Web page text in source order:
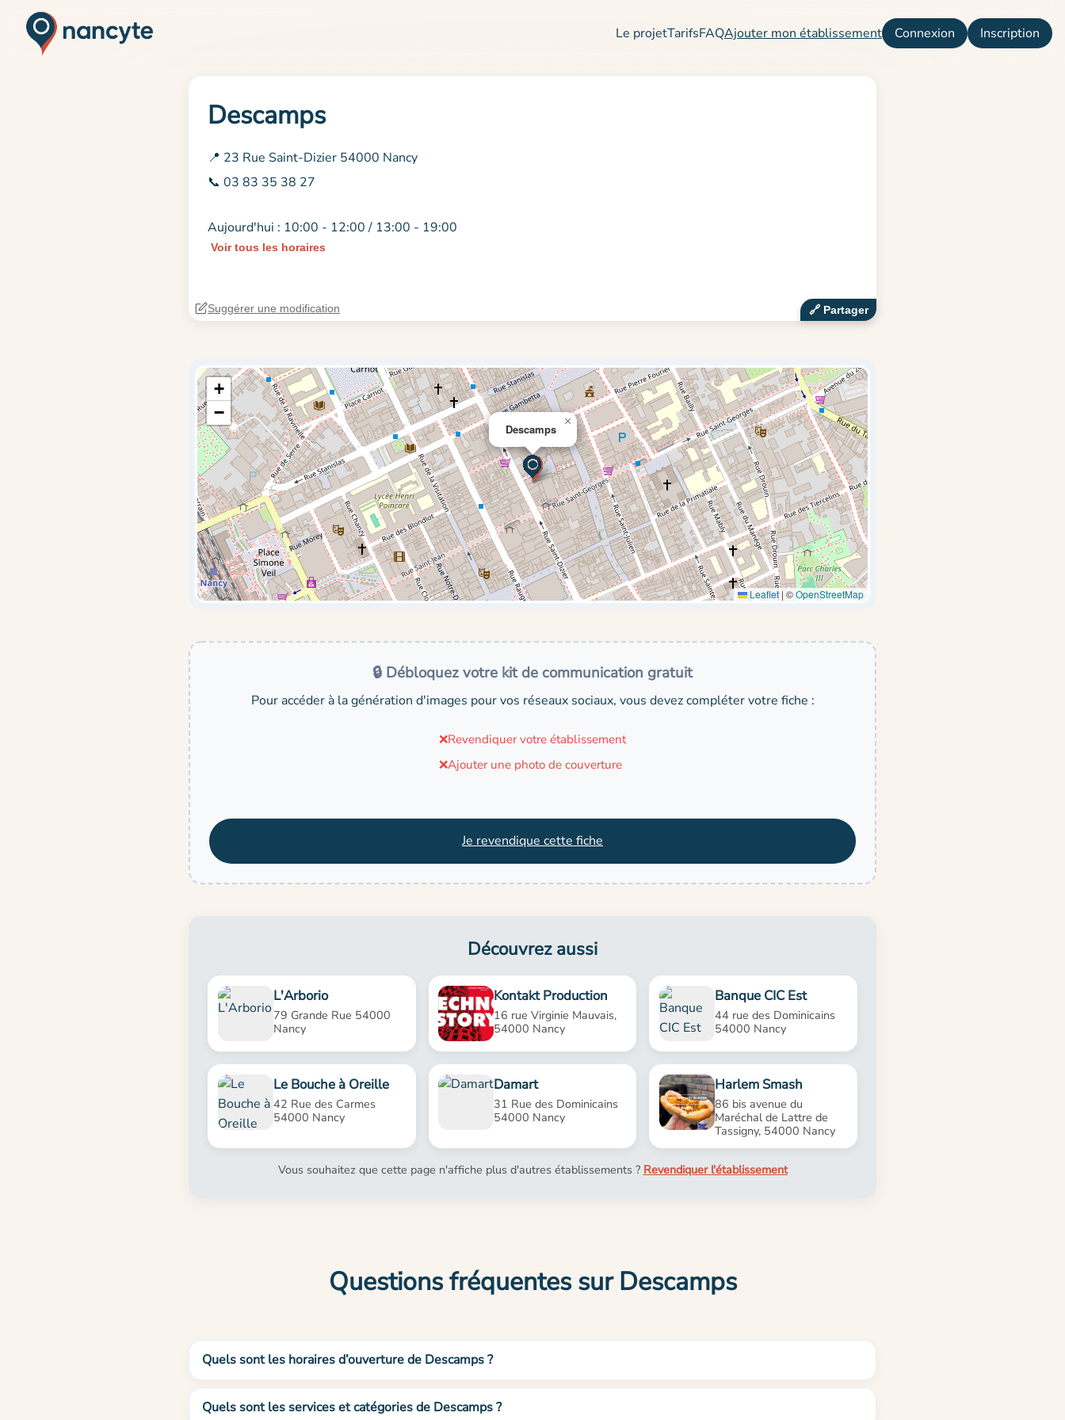
Le projetTarifsFAQAjouter mon établissement Connexion Inscription
Descamps
📍 23 Rue Saint-Dizier 54000 Nancy
📞 03 83 35 38 27
Aujourd'hui : 10:00 - 12:00 / 13:00 - 19:00
Voir tous les horaires
🔗‍️ Partager
Suggérer une modification
Descamps
×
+
−
Leaflet | ©OpenStreetMap
🔒 Débloquez votre kit de communication gratuit
Pour accéder à la génération d'images pour vos réseaux sociaux, vous devez compléter votre fiche :
❌Revendiquer votre établissement
❌Ajouter une photo de couverture
Je revendique cette fiche
Découvrez aussi
L'Arborio
79 Grande Rue 54000
Nancy
Kontakt Production
16 rue Virginie Mauvais,
54000 Nancy
Banque CIC Est
44 rue des Dominicains
54000 Nancy
Le Bouche à Oreille
42 Rue des Carmes
54000 Nancy
Damart
31 Rue des Dominicains
54000 Nancy
Harlem Smash
86 bis avenue du
Maréchal de Lattre de
Tassigny, 54000 Nancy
Vous souhaitez que cette page n'affiche plus d'autres établissements ? Revendiquer l'établissement
Questions fréquentes sur Descamps
Quels sont les horaires d’ouverture de Descamps ?
Quels sont les services et catégories de Descamps ?